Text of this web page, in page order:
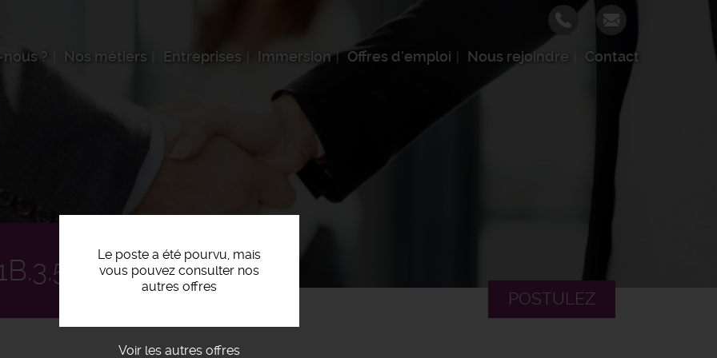
? Nos métiers Entreprises Immersion Offres d'emploi Nous rejoindre Contact
Le poste a été pourvu, mais
vous pouvez consulter nos
autres offres
Voir les autres offres
POSTULEZ
F/H